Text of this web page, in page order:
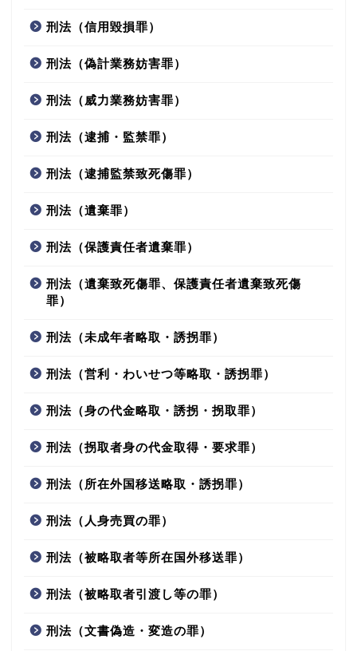
刑法（信用毀損罪）
刑法（偽計業務妨害罪）
刑法（威力業務妨害罪）
刑法（逮捕・監禁罪）
刑法（逮捕監禁致死傷罪）
刑法（遺棄罪）
刑法（保護責任者遺棄罪）
刑法（遺棄致死傷罪、保護責任者遺棄致死傷
罪）
刑法（未成年者略取・誘拐罪）
刑法（営利・わいせつ等略取・誘拐罪）
刑法（身の代金略取・誘拐・拐取罪）
刑法（拐取者身の代金取得・要求罪）
刑法（所在外国移送略取・誘拐罪）
刑法（人身売買の罪）
刑法（被略取者等所在国外移送罪）
刑法（被略取者引渡し等の罪）
刑法（文書偽造・変造の罪）